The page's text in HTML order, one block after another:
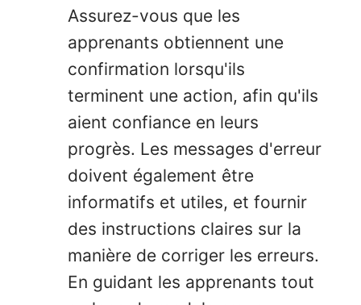
Assurez-vous que les
apprenants obtiennent une
confirmation lorsqu'ils
terminent une action, afin qu'ils
aient confiance en leurs
progrès. Les messages d'erreur
doivent également être
informatifs et utiles, et fournir
des instructions claires sur la
manière de corriger les erreurs.
En guidant les apprenants tout